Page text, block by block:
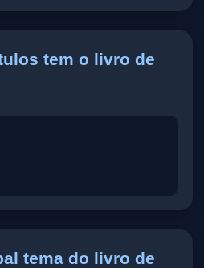
tem o livro de
tema do livro de